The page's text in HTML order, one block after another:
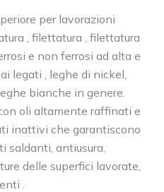
per lavorazioni
, filettatura , filettatura
e non ferrosi ad alta e
legati , leghe di nickel,
bianche in genere.
oli altamente raffinati e
inattivi che garantiscono
saldanti, antiusura,
delle superfici lavorate,
.